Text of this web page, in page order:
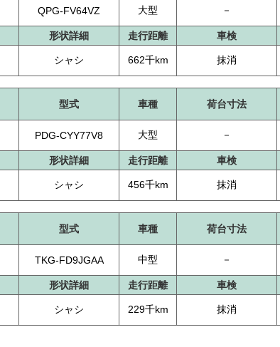
QPG-FV64VZ 大型 －
形状詳細 走行距離 車検
シャシ 662千km 抹消
型式 車種 荷台寸法
PDG-CYY77V8 大型 －
形状詳細 走行距離 車検
シャシ 456千km 抹消
型式 車種 荷台寸法
TKG-FD9JGAA 中型 －
形状詳細 走行距離 車検
シャシ 229千km 抹消